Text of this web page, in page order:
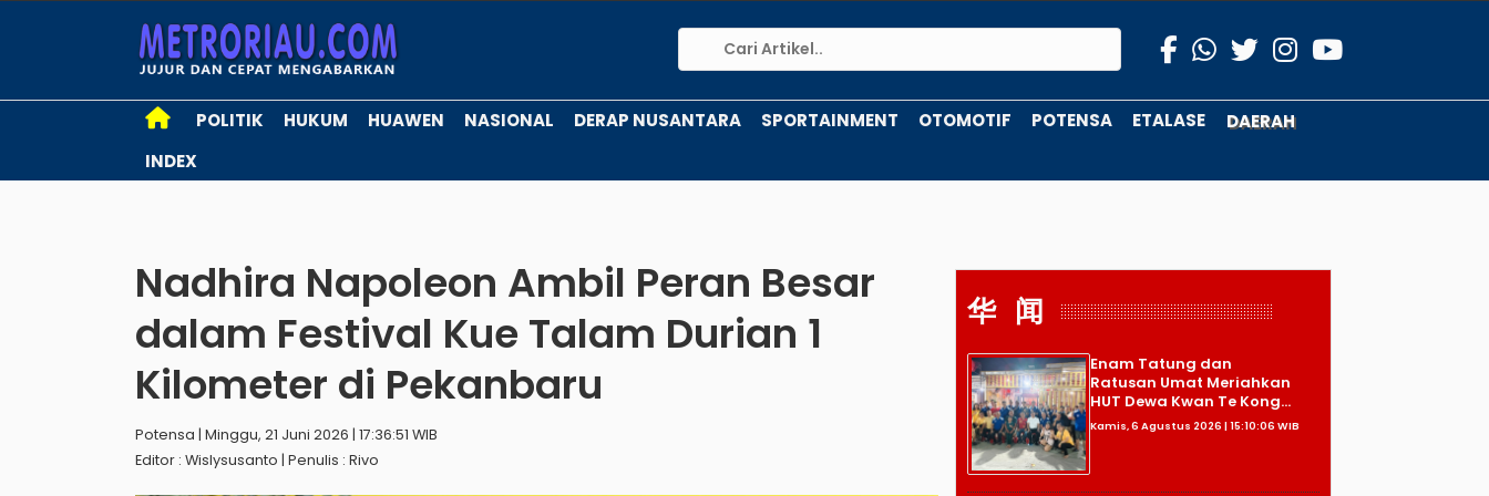
POLITIK HUKUM HUAWEN NASIONAL DERAP NUSANTARA SPORTAINMENT OTOMOTIF POTENSA ETALASE
DAERAH
INDEX
Nadhira Napoleon Ambil Peran Besar
dalam Festival Kue Talam Durian 1
Kilometer di Pekanbaru
Potensa | Minggu, 21 Juni 2026 | 17:36:51 WIB
Editor : Wislysusanto | Penulis : Rivo
华 闻
Enam Tatung dan
Ratusan Umat Meriahkan
HUT Dewa Kwan Te Kong...
Kamis, 6 Agustus 2026 | 15:10:06 WIB